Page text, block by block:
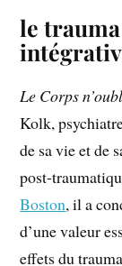
le
Le Corps
Kolk,
de sa vie et de
post-
Boston, il a
d’une valeur
effets du